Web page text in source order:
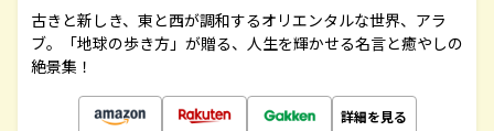
古きと新しき、東と西が調和するオリエンタルな世界、アラ
ブ。「地球の歩き方」が贈る、人生を輝かせる名言と癒やしの
絶景集！
詳細を見る